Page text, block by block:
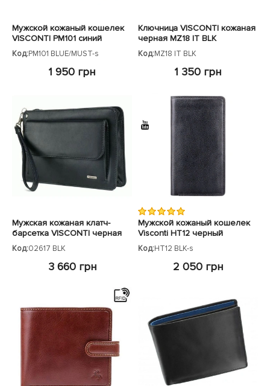
Мужской кожаный кошелек
VISCONTI PM101 синий
Код:PM101 BLUE/MUST-s
1 950 грн
Ключница VISCONTI кожаная
черная MZ18 IT BLK
Код:MZ18 IT BLK
1 350 грн
Мужская кожаная клатч-
барсетка VISCONTI черная
Код:02617 BLK
3 660 грн
Мужской кожаный кошелек
Visconti HT12 черный
Код:HT12 BLK-s
2 050 грн